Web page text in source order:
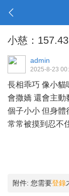
小慈：
admin
2025-8-23
長相乖巧 像小貓
會撒嬌 還會主動
個子小小 但身體
常常被摸到忍不
附件: 您需要登錄